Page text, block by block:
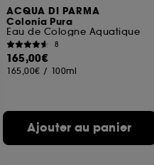
ACQUA DI PARMA
Colonia Pura
Eau de Cologne Aquatique
8
165,00€
165,00€ / 100ml
Ajouter au panier